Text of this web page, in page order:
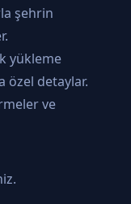
şehrin
yükleme
özel detaylar.
ve